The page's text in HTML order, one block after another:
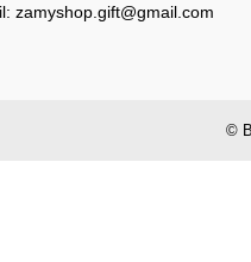
zamyshop.gift@gmail.com
©